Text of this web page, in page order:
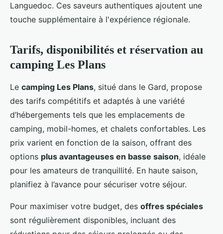
Languedoc. Ces saveurs authentiques ajoutent une
touche supplémentaire à l'expérience régionale.
Tarifs, disponibilités et réservation au
camping Les Plans
Le camping Les Plans, situé dans le Gard, propose
des tarifs compétitifs et adaptés à une variété
d’hébergements tels que les emplacements de
camping, mobil-homes, et chalets confortables. Les
prix varient en fonction de la saison, offrant des
options plus avantageuses en basse saison, idéale
pour les amateurs de tranquillité. En haute saison,
planifiez à l’avance pour sécuriser votre séjour.
Pour maximiser votre budget, des offres spéciales
sont régulièrement disponibles, incluant des